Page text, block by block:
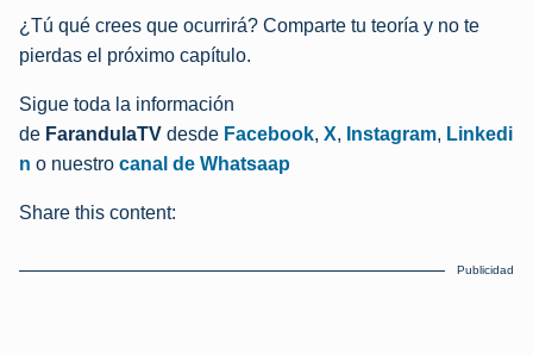
¿Tú qué crees que ocurrirá? Comparte tu teoría y no te
pierdas el próximo capítulo.
Sigue toda la información
de FarandulaTV desde Facebook, X, Instagram, Linkedi
n o nuestro canal de Whatsaap
Share this content:
Publicidad